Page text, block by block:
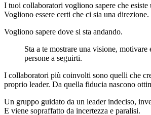
I tuoi collaboratori vogliono sapere che esiste
Vogliono essere certi che ci sia una direzione.
Vogliono sapere dove si sta andando.
Sta a te mostrare una visione, motivare
persone a seguirti.
I collaboratori più coinvolti sono quelli che
proprio leader. Da quella fiducia nascono
Un gruppo guidato da un leader indeciso,
E viene sopraffatto da incertezza e paralisi.